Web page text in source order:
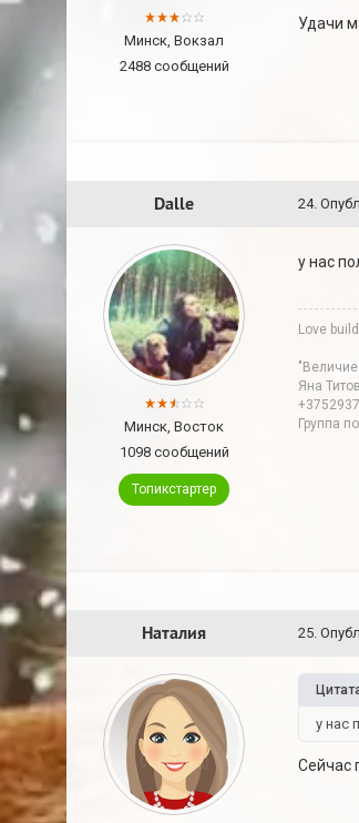
Минск, Вокзал
2488 сообщений
Удачи
Dalle 24.
Минск, Восток
1098 сообщений
Топикстартер
у нас
Love
Яна
Группа
Наталия 25.
у нас
Сейчас